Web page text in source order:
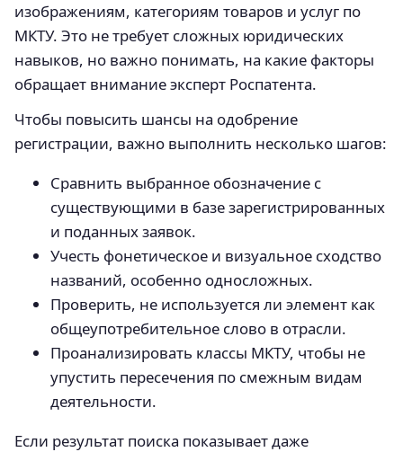
изображениям, категориям товаров и услуг по
МКТУ. Это не требует сложных юридических
навыков, но важно понимать, на какие факторы
обращает внимание эксперт Роспатента.
Чтобы повысить шансы на одобрение
регистрации, важно выполнить несколько шагов:
Сравнить выбранное обозначение с
существующими в базе зарегистрированных
и поданных заявок.
Учесть фонетическое и визуальное сходство
названий, особенно односложных.
Проверить, не используется ли элемент как
общеупотребительное слово в отрасли.
Проанализировать классы МКТУ, чтобы не
упустить пересечения по смежным видам
деятельности.
Если результат поиска показывает даже